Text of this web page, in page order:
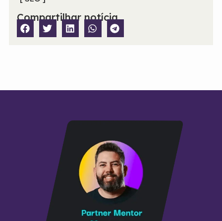
Compartilhar notícia